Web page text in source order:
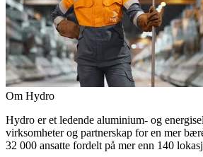
Om Hydro
Hydro er et ledende aluminium- og
virksomheter og partnerskap for en mer
32 000 ansatte fordelt på mer enn 140